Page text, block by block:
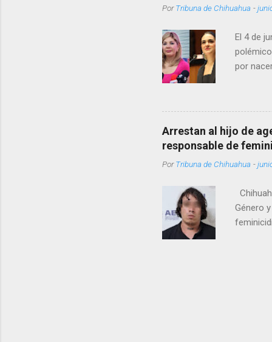
PorTribuna de Chihuahua -
El 4 de
por
¿Qué tal
tendrá
favor,
han sido
Arrestan al hijo de
responsable de
PorTribuna de Chihuahua -
Género
que